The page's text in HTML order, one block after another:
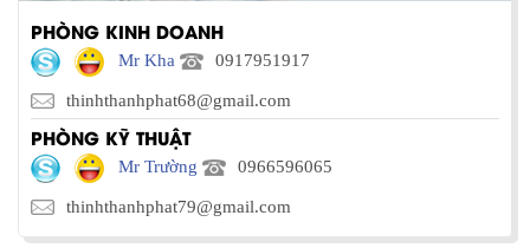
PHÒNG KINH DOANH
Mr Kha 0917951917
thinhthanhphat68@gmail.com
PHÒNG KỸ THUẬT
Mr Trường 0966596065
thinhthanhphat79@gmail.com